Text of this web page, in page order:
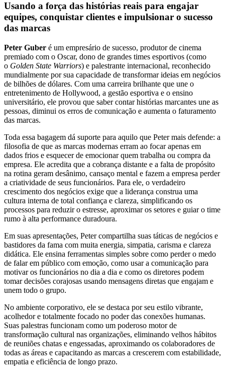
Usando a força das histórias reais para engajar
equipes, conquistar clientes e impulsionar o sucesso
das marcas
Peter Guber é um empresário de sucesso, produtor de cinema
premiado com o Oscar, dono de grandes times esportivos (como
o Golden State Warriors) e palestrante internacional, reconhecido
mundialmente por sua capacidade de transformar ideias em negócios
de bilhões de dólares. Com uma carreira brilhante que une o
entretenimento de Hollywood, a gestão esportiva e o ensino
universitário, ele provou que saber contar histórias marcantes une as
pessoas, diminui os erros de comunicação e aumenta o faturamento
das marcas.
Toda essa bagagem dá suporte para aquilo que Peter mais defende: a
filosofia de que as marcas modernas erram ao focar apenas em
dados frios e esquecer de emocionar quem trabalha ou compra da
empresa. Ele acredita que a cobrança distante e a falta de propósito
na rotina geram desânimo, cansaço mental e fazem a empresa perder
a criatividade de seus funcionários. Para ele, o verdadeiro
crescimento dos negócios exige que a liderança construa uma
cultura interna de total confiança e clareza, simplificando os
processos para reduzir o estresse, aproximar os setores e guiar o time
rumo à alta performance duradoura.
Em suas apresentações, Peter compartilha suas táticas de negócios e
bastidores da fama com muita energia, simpatia, carisma e clareza
didática. Ele ensina ferramentas simples sobre como perder o medo
de falar em público com emoção, como usar a comunicação para
motivar os funcionários no dia a dia e como os diretores podem
tomar decisões corajosas usando mensagens diretas que engajam e
unem todo o grupo.
No ambiente corporativo, ele se destaca por seu estilo vibrante,
acolhedor e totalmente focado no poder das conexões humanas.
Suas palestras funcionam como um poderoso motor de
transformação cultural nas organizações, eliminando velhos hábitos
de reuniões chatas e engessadas, aproximando os colaboradores de
todas as áreas e capacitando as marcas a crescerem com estabilidade,
empatia e eficiência de longo prazo.